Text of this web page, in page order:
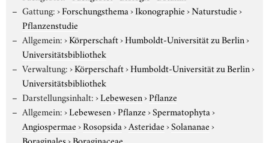
Gattung:›Forschungsthema›Ikonographie›Naturstudie›
Pflanzenstudie
Allgemein:›Körperschaft›Humboldt-Universität zu Berlin›
Universitätsbibliothek
Verwaltung:›Körperschaft›Humboldt-Universität zu Berlin›
Universitätsbibliothek
Darstellungsinhalt:›Lebewesen›Pflanze
Allgemein:›Lebewesen›Pflanze›Spermatophyta›
Angiospermae›Rosopsida›Asteridae›Solananae›
Boraginales›Boraginaceae